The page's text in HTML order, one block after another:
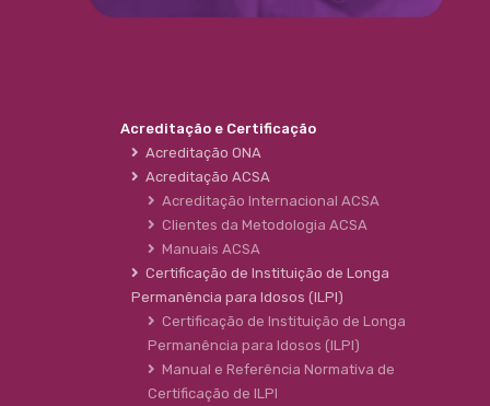
Acreditação e Certificação
Acreditação ONA
Acreditação ACSA
Acreditação Internacional ACSA
Clientes da Metodologia ACSA
Manuais ACSA
Certificação de Instituição de Longa
Permanência para Idosos (ILPI)
Certificação de Instituição de Longa
Permanência para Idosos (ILPI)
Manual e Referência Normativa de
Certificação de ILPI